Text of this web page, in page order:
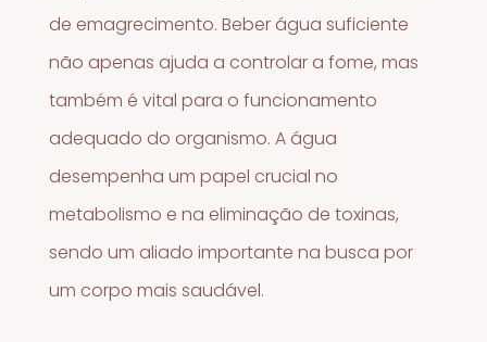
de emagrecimento. Beber água suficiente
não apenas ajuda a controlar a fome, mas
também é vital para o funcionamento
adequado do organismo. A água
desempenha um papel crucial no
metabolismo e na eliminação de toxinas,
sendo um aliado importante na busca por
um corpo mais saudável.